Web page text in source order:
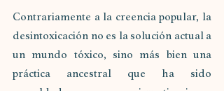
Contrariamente a la creencia popular, la
desintoxicación no es la solución actual a
un mundo tóxico, sino más bien una
práctica ancestral que ha sido